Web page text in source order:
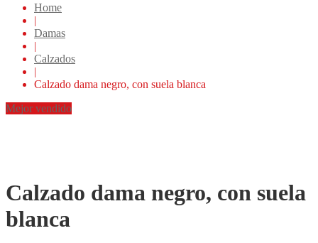
Home
|
Damas
|
Calzados
|
Calzado dama negro, con suela blanca
Mejor vendido
Calzado dama negro, con suela
blanca